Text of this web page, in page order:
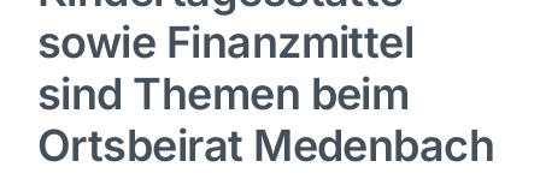
Sport
sowie Finanzmittel
sind Themen beim
Ortsbeirat Medenbach